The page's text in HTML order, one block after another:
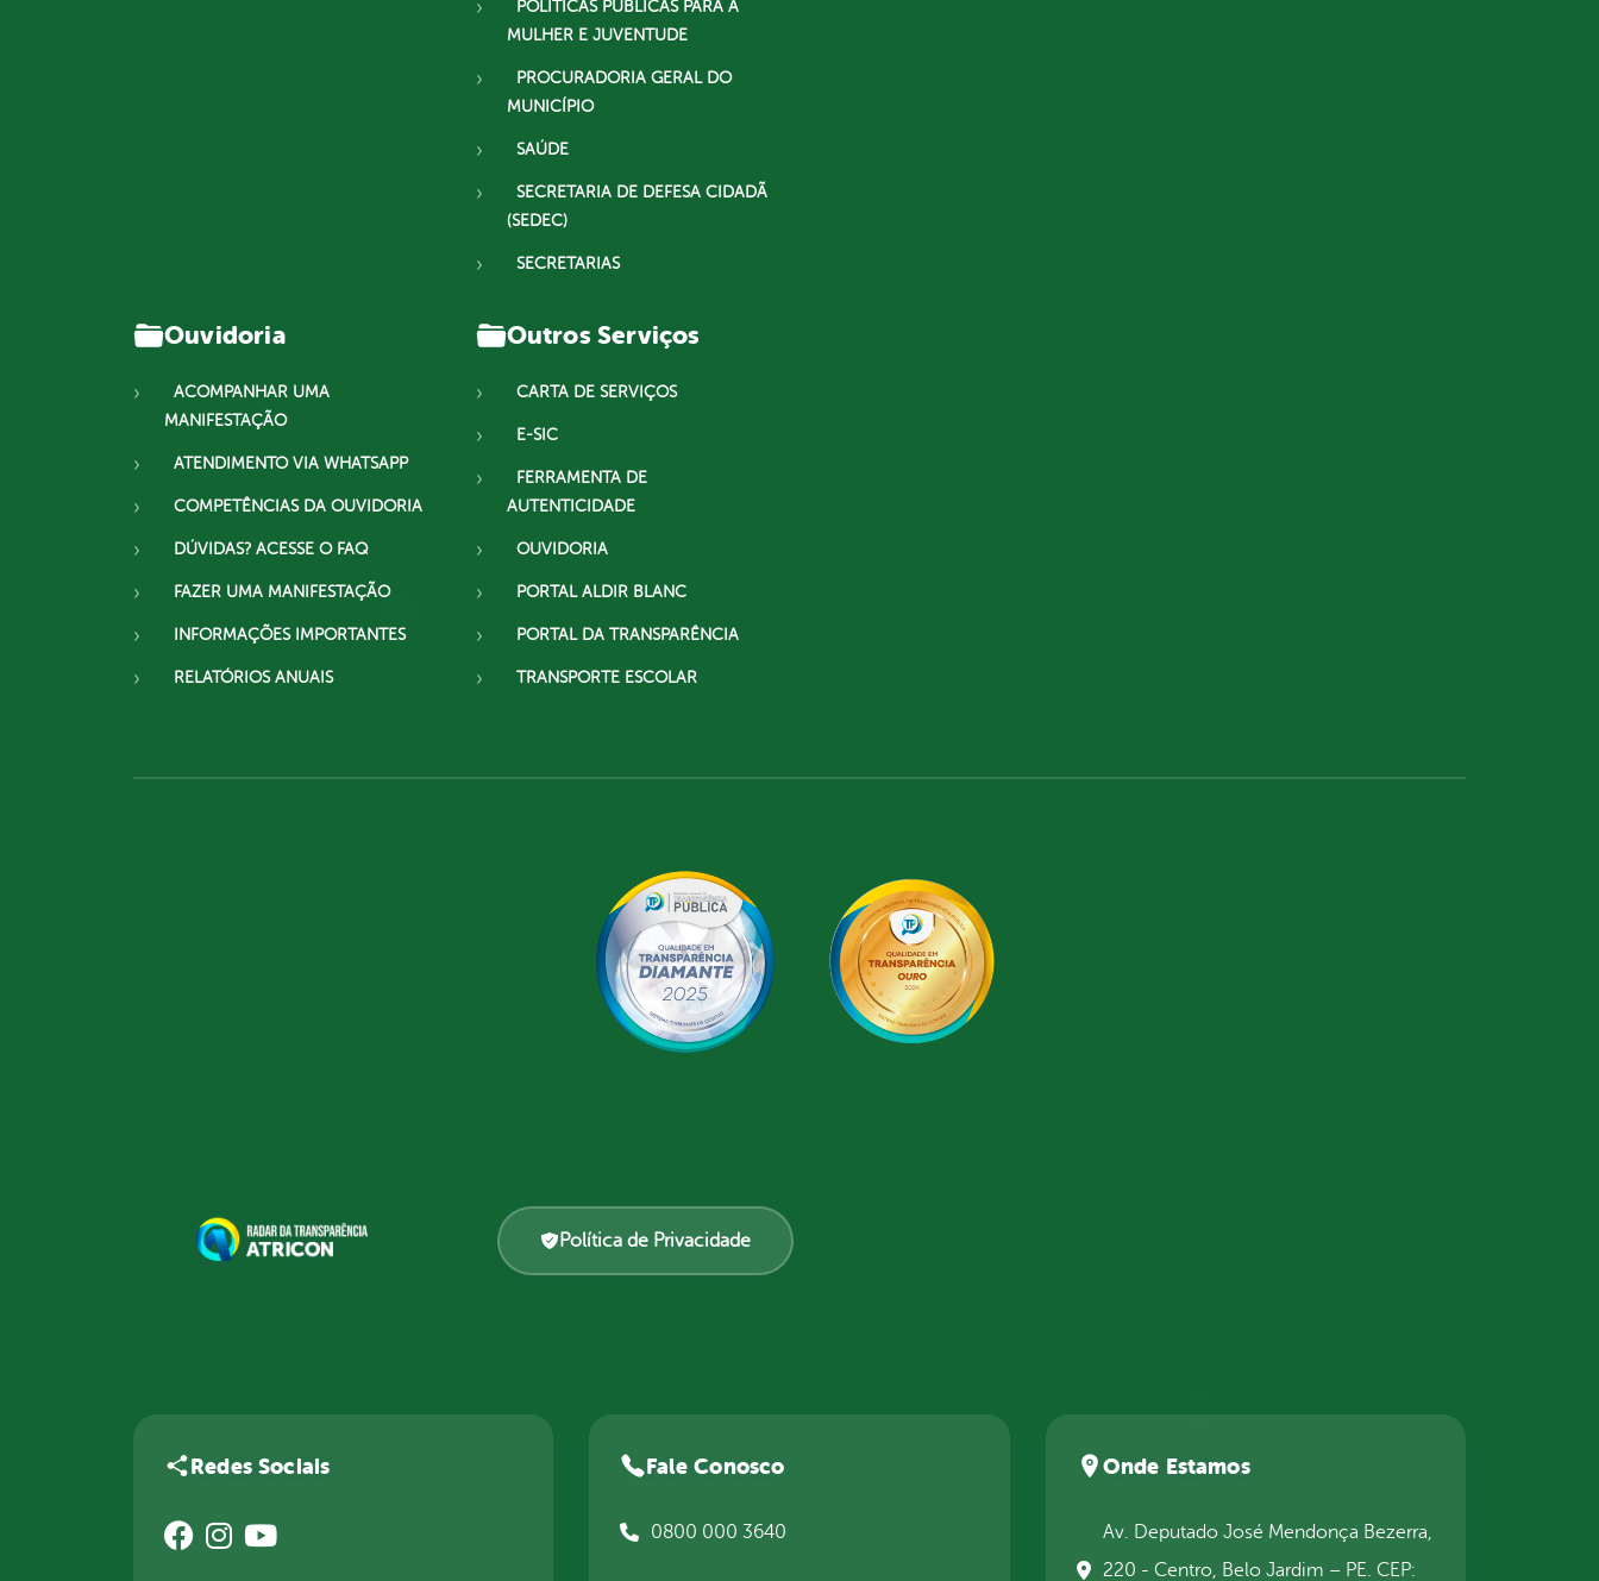
POLÍTICAS PÚBLICAS PARA A
MULHER E JUVENTUDE
PROCURADORIA GERAL DO
MUNICÍPIO
SAÚDE
SECRETARIA DE DEFESA CIDADÃ
(SEDEC)
SECRETARIAS
Ouvidoria
ACOMPANHAR UMA
MANIFESTAÇÃO
ATENDIMENTO VIA WHATSAPP
COMPETÊNCIAS DA OUVIDORIA
DÚVIDAS? ACESSE O FAQ
FAZER UMA MANIFESTAÇÃO
INFORMAÇÕES IMPORTANTES
RELATÓRIOS ANUAIS
Outros Serviços
CARTA DE SERVIÇOS
E-SIC
FERRAMENTA DE
AUTENTICIDADE
OUVIDORIA
PORTAL ALDIR BLANC
PORTAL DA TRANSPARÊNCIA
TRANSPORTE ESCOLAR
Política de Privacidade
Redes Sociais Fale Conosco
0800 000 3640
Onde Estamos
Av. Deputado José Mendonça Bezerra,
220 - Centro, Belo Jardim – PE. CEP: